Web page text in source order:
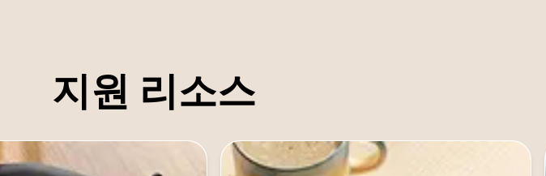
지원 리소스